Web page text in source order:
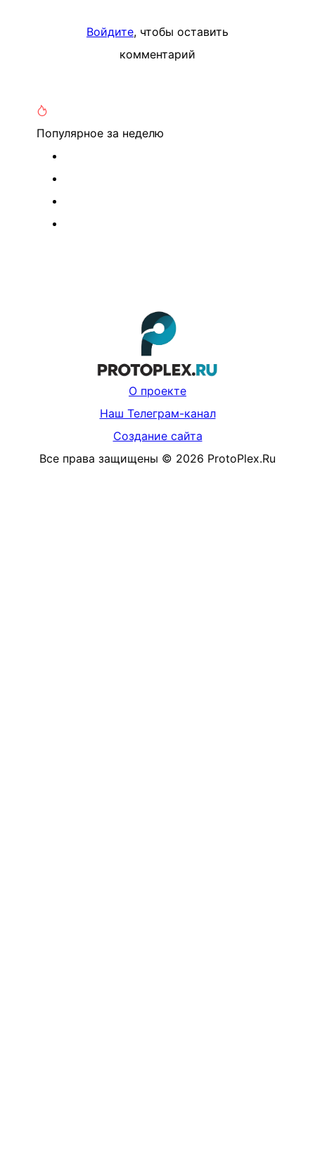
Войдите, чтобы оставить
комментарий
Популярное за неделю
О проекте
Наш Телеграм-канал
Создание сайта
Все права защищены © 2026 ProtoPlex.Ru